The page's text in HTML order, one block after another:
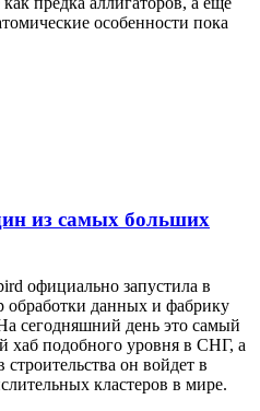
особенности пока
из самых больших
официально запустила в
обработки данных и фабрику
сегодняшний день это самый
хаб подобного уровня в СНГ, а
строительства он войдет в
кластеров в мире.